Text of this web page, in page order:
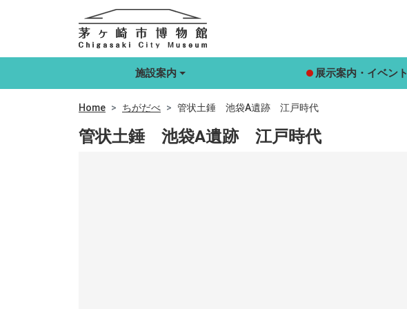
施設案内 展示案内・イベント
Home ちがだべ 管状土錘 池袋A遺跡 江戸時代
管状土錘 池袋A遺跡 江戸時代